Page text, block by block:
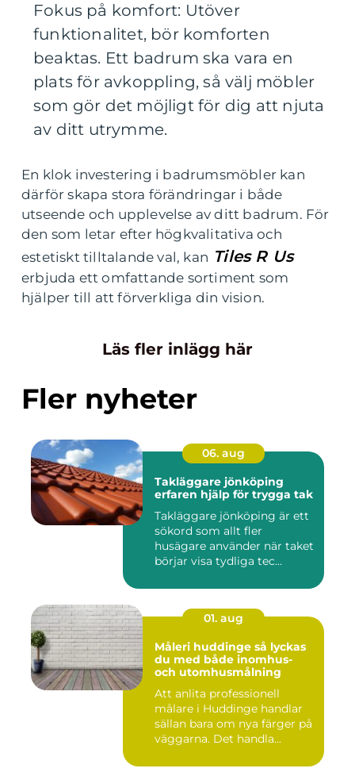
Fokus på komfort: Utöver
funktionalitet, bör komforten
beaktas. Ett badrum ska vara en
plats för avkoppling, så välj möbler
som gör det möjligt för dig att njuta
av ditt utrymme.
En klok investering i badrumsmöbler kan
därför skapa stora förändringar i både
utseende och upplevelse av ditt badrum. För
den som letar efter högkvalitativa och
estetiskt tilltalande val, kan Tiles R Us
erbjuda ett omfattande sortiment som
hjälper till att förverkliga din vision.
Läs fler inlägg här
Fler nyheter
06. aug
Takläggare jönköping
erfaren hjälp för trygga tak
Takläggare jönköping är ett
sökord som allt fler
husägare använder när taket
börjar visa tydliga tec...
01. aug
Måleri huddinge så lyckas
du med både inomhus-
och utomhusmålning
Att anlita professionell
målare i Huddinge handlar
sällan bara om nya färger på
väggarna. Det handla...